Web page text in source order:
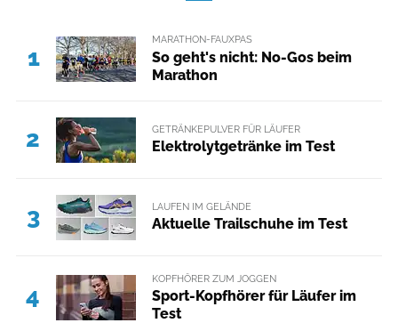
1
MARATHON-FAUXPAS
So geht's nicht: No-Gos beim
Marathon
2 GETRÄNKEPULVER FÜR LÄUFER
Elektrolytgetränke im Test
3 LAUFEN IM GELÄNDE
Aktuelle Trailschuhe im Test
4
KOPFHÖRER ZUM JOGGEN
Sport-Kopfhörer für Läufer im
Test